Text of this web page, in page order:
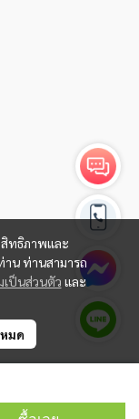
สิทธิภาพและ
าน ท่านสามารถ
เป็นส่วนตัว และ
มด